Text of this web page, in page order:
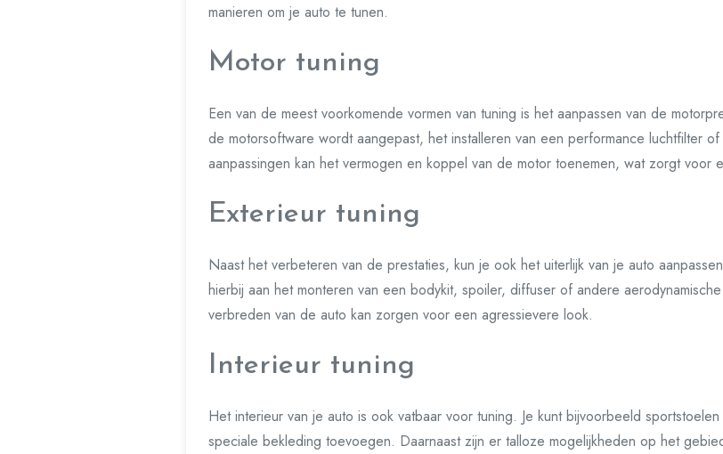
manieren om je auto te tunen.
Motor tuning
Een van de meest voorkomende vormen van tuning is het aanpassen van de
de motorsoftware wordt aangepast, het installeren van een performance luchtfilter
aanpassingen kan het vermogen en koppel van de motor toenemen, wat zorgt voor
Exterieur tuning
Naast het verbeteren van de prestaties, kun je ook het uiterlijk van je auto
hierbij aan het monteren van een bodykit, spoiler, diffuser of andere
verbreden van de auto kan zorgen voor een agressievere look.
Interieur tuning
Het interieur van je auto is ook vatbaar voor tuning. Je kunt bijvoorbeeld
speciale bekleding toevoegen. Daarnaast zijn er talloze mogelijkheden op het